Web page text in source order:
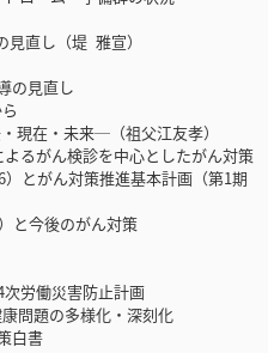
直し（堤 雅宣）
の見直し
現在・未来─（祖父江友孝）
がん検診を中心としたがん対策
がん対策推進基本計画（第1期
今後のがん対策
労働災害防止計画
問題の多様化・深刻化
白書